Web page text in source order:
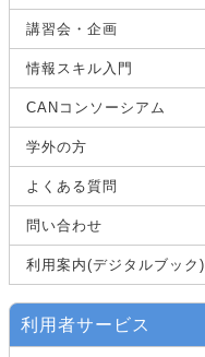
講習会・企画
情報スキル入門
CANコンソーシアム
学外の方
よくある質問
問い合わせ
利用案内(デジタルブック)
利用者サービス